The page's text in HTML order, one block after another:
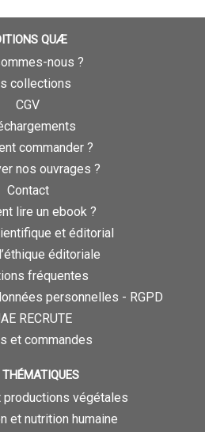
QUÆ
nous ?
collections
CGV
commander ?
nos ouvrages ?
Contact
lire un ebook ?
et éditorial
éditoriale
fréquentes
personnelles - RGPD
RECRUTE
et commandes
THÉMATIQUES
productions végétales
et nutrition humaine